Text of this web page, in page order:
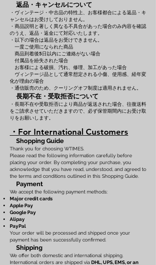
返品・キャンセルについて
・ヴィンテージ・中古品の特性上、お客様都合による返品・キ
ャンセルはお受けしておりません。
・商品説明と著しく異なる不具合があった場合のみ内容を確認
のうえ、返品・返金にて対応いたします。
・以下の場合は返品をお受けできません。
一度ご使用になられた商品
商品到着後5日以内にご連絡がない場合
付属品を紛失された場合
お客様による破損、汚れ、修理、加工があった場合
ヴィンテージ品として通常想定される小傷、使用感、経年変
化が理由の場合
・通信販売のため、クーリングオフ制度は適用されません。
長期不在・受取拒否について
・長期不在や受取拒否により商品が返送された場合、往復送料
をご請求させていただきますので、必ず保管期間内にお受け取
りをお願いします。
・For International Customers
Shopping Guide
Thank you for choosing WTIMES.
Please read the following information carefully before
placing your order. By completing your purchase, you
acknowledge that you have read, understood, and agreed to
the terms and conditions outlined in this Shopping Guide.
Payment
We accept the following payment methods:
Major credit cards
Apple Pay
Google Pay
Alipay
PayPal
Your order will be processed and shipped once your
payment has been successfully confirmed.
Shipping
We offer both domestic and international shipping.
International orders are shipped via DHL, UPS, EMS, or an